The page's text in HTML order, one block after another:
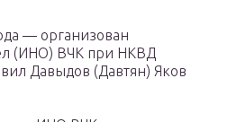
— организован
(ИНО) ВЧК при НКВД
Давыдов (Давтян) Яков